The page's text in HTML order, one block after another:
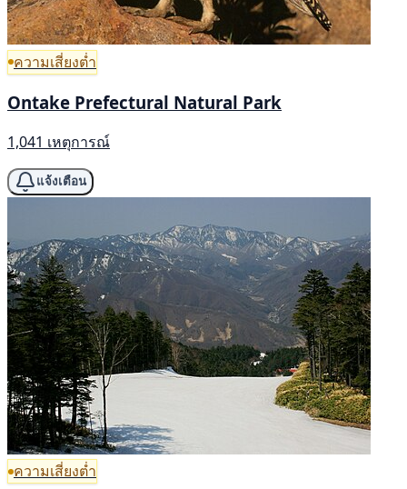
ความเสี่ยงต่ำ
Ontake Prefectural Natural Park
1,041 เหตุการณ์
แจ้งเตือน
ความเสี่ยงต่ำ